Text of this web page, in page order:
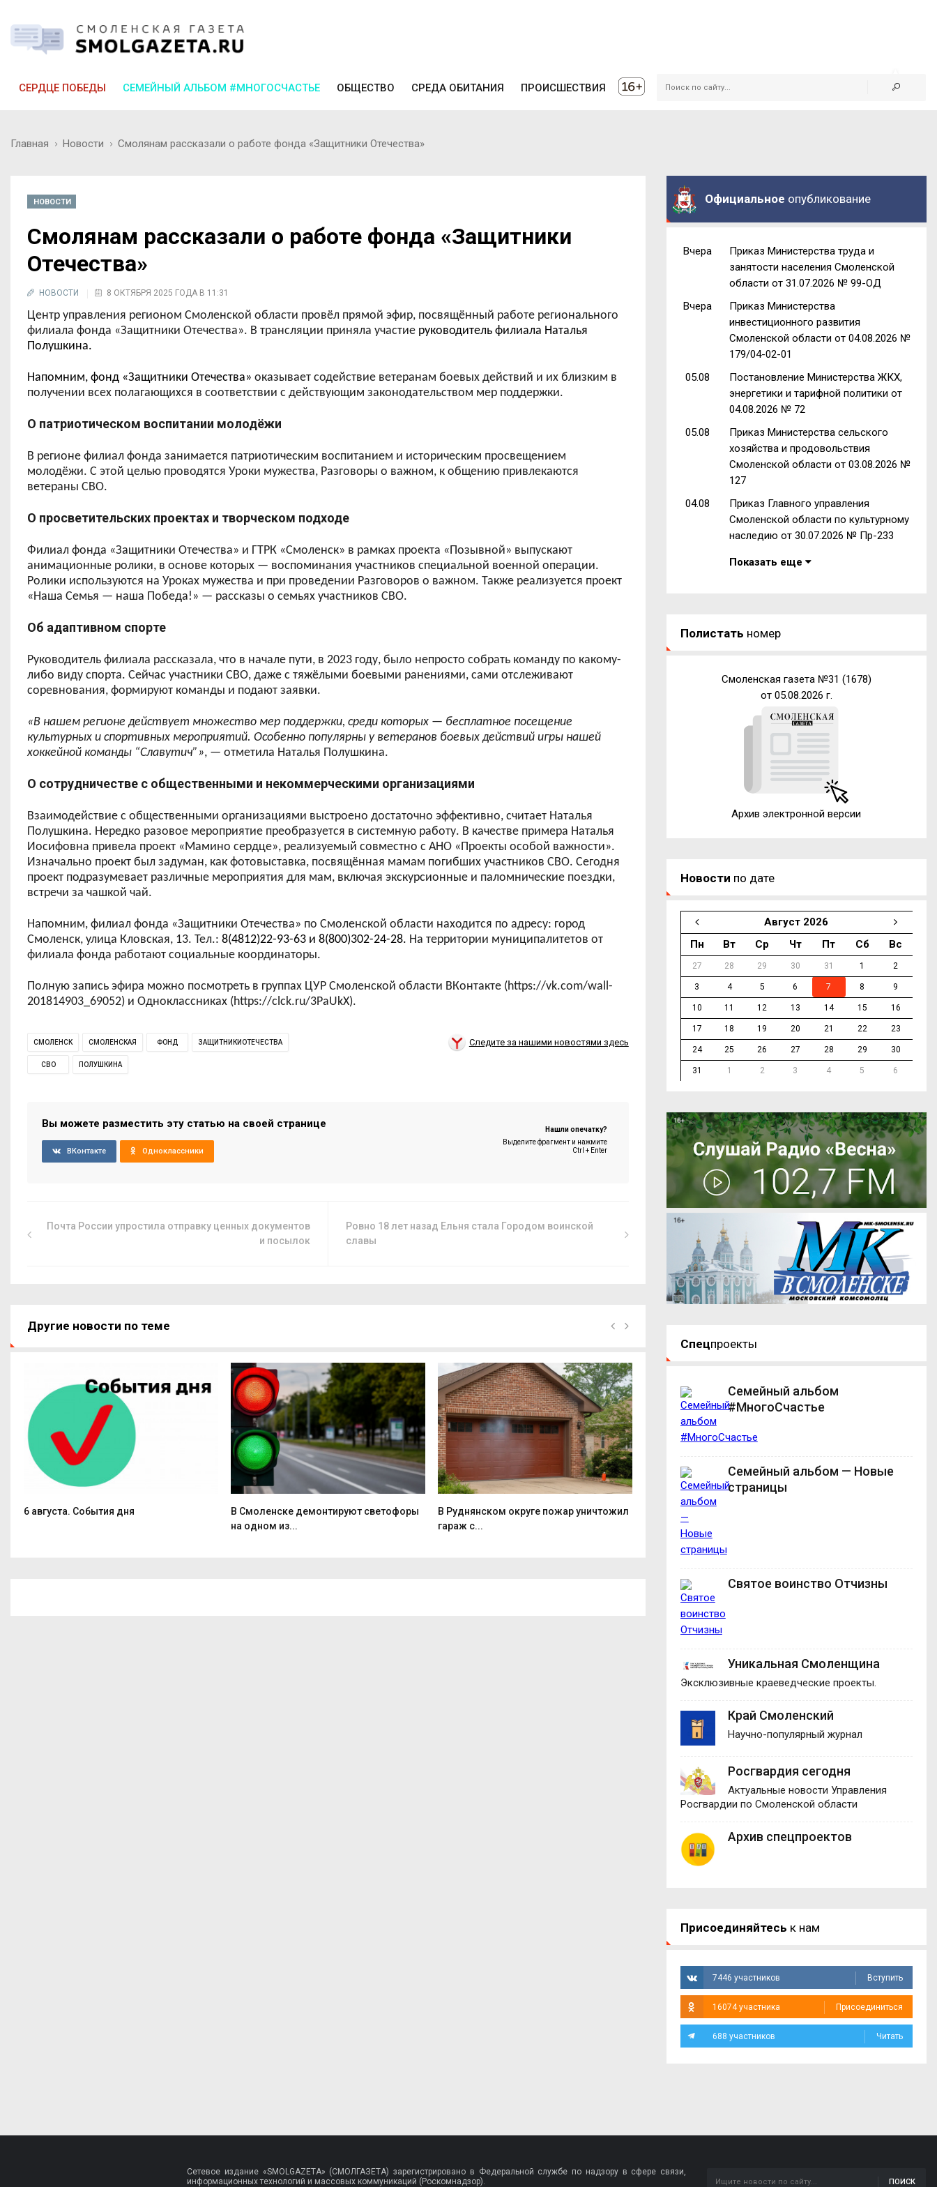
СЕРДЦЕ ПОБЕДЫ СЕМЕЙНЫЙ АЛЬБОМ #МНОГОСЧАСТЬЕ ОБЩЕСТВО СРЕДА ОБИТАНИЯ ПРОИСШЕСТВИЯ
Главная Новости Смолянам рассказали о работе фонда «Защитники Отечества»
НОВОСТИ
Смолянам рассказали о работе фонда «Защитники
Отечества»
НОВОСТИ 8 ОКТЯБРЯ 2025 ГОДА В 11:31
Центр управления регионом Смоленской области провёл прямой эфир, посвящённый работе регионального
филиала фонда «Защитники Отечества». В трансляции приняла участие руководитель филиала Наталья
Полушкина.
Напомним, фонд «Защитники Отечества» оказывает содействие ветеранам боевых действий и их близким в
получении всех полагающихся в соответствии с действующим законодательством мер поддержки.
О патриотическом воспитании молодёжи
В регионе филиал фонда занимается патриотическим воспитанием и историческим просвещением
молодёжи. С этой целью проводятся Уроки мужества, Разговоры о важном, к общению привлекаются
ветераны СВО.
О просветительских проектах и творческом подходе
Филиал фонда «Защитники Отечества» и ГТРК «Смоленск» в рамках проекта «Позывной» выпускают
анимационные ролики, в основе которых — воспоминания участников специальной военной операции.
Ролики используются на Уроках мужества и при проведении Разговоров о важном. Также реализуется проект
«Наша Семья — наша Победа!» — рассказы о семьях участников СВО.
Об адаптивном спорте
Руководитель филиала рассказала, что в начале пути, в 2023 году, было непросто собрать команду по какому-
либо виду спорта. Сейчас участники СВО, даже с тяжёлыми боевыми ранениями, сами отслеживают
соревнования, формируют команды и подают заявки.
«В нашем регионе действует множество мер поддержки, среди которых — бесплатное посещение
культурных и спортивных мероприятий. Особенно популярны у ветеранов боевых действий игры нашей
хоккейной команды “Славутич” », — отметила Наталья Полушкина.
О сотрудничестве с общественными и некоммерческими организациями
Взаимодействие с общественными организациями выстроено достаточно эффективно, считает Наталья
Полушкина. Нередко разовое мероприятие преобразуется в системную работу. В качестве примера Наталья
Иосифовна привела проект «Мамино сердце», реализуемый совместно с АНО «Проекты особой важности».
Изначально проект был задуман, как фотовыставка, посвящённая мамам погибших участников СВО. Сегодня
проект подразумевает различные мероприятия для мам, включая экскурсионные и паломнические поездки,
встречи за чашкой чай.
Напомним, филиал фонда «Защитники Отечества» по Смоленской области находится по адресу: город
Смоленск, улица Кловская, 13. Тел.: 8(4812)22-93-63 и 8(800)302-24-28. На территории муниципалитетов от
филиала фонда работают социальные координаторы.
Полную запись эфира можно посмотреть в группах ЦУР Смоленской области ВКонтакте (https://vk.com/wall-
201814903_69052) и Одноклассниках (https://clck.ru/3PaUkX).
СМОЛЕНСК СМОЛЕНСКАЯ ФОНД ЗАЩИТНИКИОТЕЧЕСТВА
СВО ПОЛУШКИНА
Следите за нашими новостями здесь
Вы можете разместить эту статью на своей странице
ВКонтакте Одноклассники
Нашли опечатку?
Выделите фрагмент и нажмите
Ctrl + Enter
Почта России упростила отправку ценных документов
и посылок
Ровно 18 лет назад Ельня стала Городом воинской
славы
Другие новости по теме
6 августа. События дня
В Смоленске демонтируют светофоры
на одном из...
В Руднянском округе пожар уничтожил
гараж с...
международном...
Официальное опубликование
Вчера
Приказ Министерства труда и
занятости населения Смоленской
области от 31.07.2026 № 99-ОД
Вчера
Приказ Министерства
инвестиционного развития
Смоленской области от 04.08.2026 №
179/04-02-01
05.08
Постановление Министерства ЖКХ,
энергетики и тарифной политики от
04.08.2026 № 72
05.08
Приказ Министерства сельского
хозяйства и продовольствия
Смоленской области от 03.08.2026 №
127
04.08
Приказ Главного управления
Смоленской области по культурному
наследию от 30.07.2026 № Пр-233
Показать еще
Полистать номер
Смоленская газета №31 (1678)
от 05.08.2026 г.
Архив электронной версии
Новости по дате
Август 2026
Пн
Вт Ср Чт Пт Сб Вс
27 28 29 30 31 1 2
3 4 5 6 7 8 9
10 11 12 13 14 15 16
17 18 19 20 21 22 23
24 25 26 27 28 29 30
31 1 2 3 4 5 6
Спецпроекты
Семейный альбом
#МногоСчастье
Семейный альбом — Новые
страницы
Святое воинство Отчизны
Уникальная Смоленщина
Эксклюзивные краеведческие проекты.
Край Смоленский
Научно-популярный журнал
Росгвардия сегодня
Актуальные новости Управления
Росгвардии по Смоленской области
Архив спецпроектов
Присоединяйтесь к нам
7446 участников Вступить
16074 участника Присоединиться
688 участников Читать
Сетевое издание «SMOLGAZETA» (СМОЛГАЗЕТА) зарегистрировано в Федеральной службе по надзору в сфере связи,
информационных технологий и массовых коммуникаций (Роскомнадзор).
ПОИСК